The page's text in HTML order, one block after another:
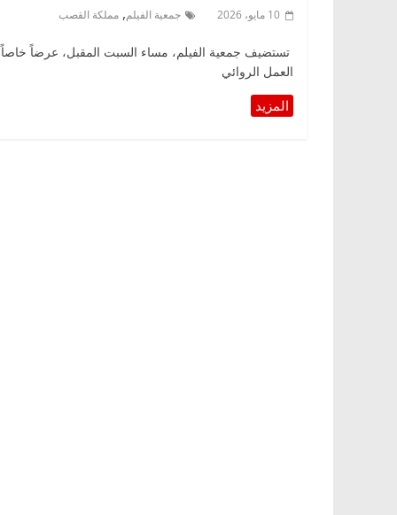
10 مايو، 2026 جمعية الفيلم, مملكة القصب
تستضيف جمعية الفيلم، مساء السبت المقبل، عرضاً خاصاً
العمل الروائي